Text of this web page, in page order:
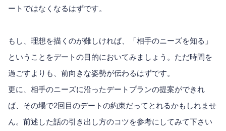
ートではなくなるはずです。
もし、理想を描くのが難しければ、「相手のニーズを知る」
ということをデートの目的においてみましょう。ただ時間を
過ごすよりも、前向きな姿勢が伝わるはずです。
更に、相手のニーズに沿ったデートプランの提案ができれ
ば、その場で2回目のデートの約束だってとれるかもしれませ
ん。前述した話の引き出し方のコツを参考にしてみて下さい